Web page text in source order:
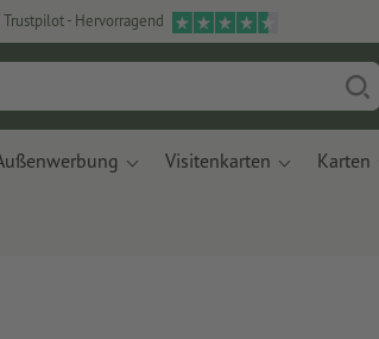
Trustpilot - Hervorragend
Visitenkarten Karten